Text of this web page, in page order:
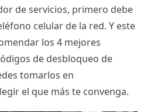
de servicios, primero debe
celular de la red. Y este
los 4 mejores
de desbloqueo de
tomarlos en
el que más te convenga.